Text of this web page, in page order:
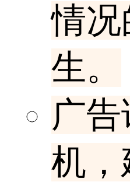
情况
生。
广
机，